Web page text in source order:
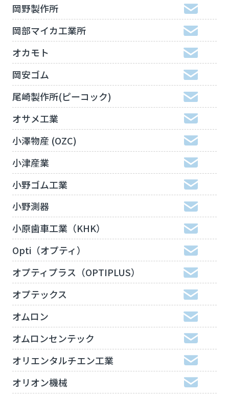
岡野製作所
岡部マイカ工業所
オカモト
岡安ゴム
尾崎製作所(ピーコック)
オサメ工業
小澤物産 (OZC)
小津産業
小野ゴム工業
小野測器
小原歯車工業（KHK）
Opti（オプティ）
オプティプラス（OPTIPLUS）
オプテックス
オムロン
オムロンセンテック
オリエンタルチエン工業
オリオン機械